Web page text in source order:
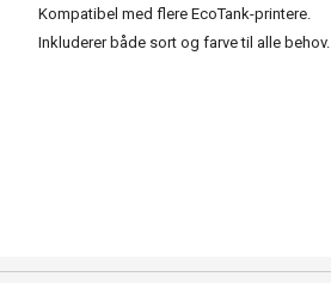
Kompatibel med flere EcoTank-printere.
Inkluderer både sort og farve til alle behov.